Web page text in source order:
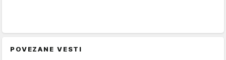
POVEZANE VESTI